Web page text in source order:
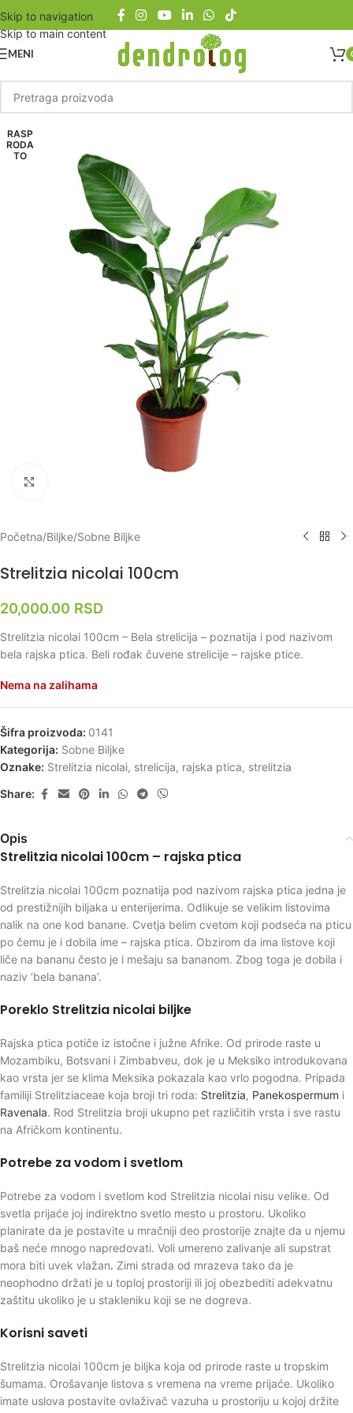
Skip to navigation
Skip to main content
MENI
RASP
RODA
TO
Početna/Biljke/Sobne Biljke
Strelitzia nicolai 100cm
20,000.00 RSD
Strelitzia nicolai 100cm – Bela strelicija – poznatija i pod nazivom
bela rajska ptica. Beli rođak čuvene strelicije – rajske ptice.
Nema na zalihama
Šifra proizvoda: 0141
Kategorija: Sobne Biljke
Oznake: Strelitzia nicolai, strelicija, rajska ptica, strelitzia
Share:
Opis
Strelitzia nicolai 100cm – rajska ptica
Strelitzia nicolai 100cm poznatija pod nazivom rajska ptica jedna je
od prestižnijih biljaka u enterijerima. Odlikuje se velikim listovima
nalik na one kod banane. Cvetja belim cvetom koji podseća na pticu
po čemu je i dobila ime – rajska ptica. Obzirom da ima listove koji
liče na bananu često je i mešaju sa bananom. Zbog toga je dobila i
naziv ‘bela banana’.
Poreklo Strelitzia nicolai biljke
Rajska ptica potiče iz istočne i južne Afrike. Od prirode raste u
Mozambiku, Botsvani i Zimbabveu, dok je u Meksiko introdukovana
kao vrsta jer se klima Meksika pokazala kao vrlo pogodna. Pripada
familiji Strelitziaceae koja broji tri roda: Strelitzia, Panekospermum i
Ravenala. Rod Strelitzia broji ukupno pet različitih vrsta i sve rastu
na Afričkom kontinentu.
Potrebe za vodom i svetlom
Potrebe za vodom i svetlom kod Strelitzia nicolai nisu velike. Od
svetla prijaće joj indirektno svetlo mesto u prostoru. Ukoliko
planirate da je postavite u mračniji deo prostorije znajte da u njemu
baš neće mnogo napredovati. Voli umereno zalivanje ali supstrat
mora biti uvek vlažan. Zimi strada od mrazeva tako da je
neophodno držati je u toploj prostoriji ili joj obezbediti adekvatnu
zaštitu ukoliko je u stakleniku koji se ne dogreva.
Korisni saveti
Strelitzia nicolai 100cm je biljka koja od prirode raste u tropskim
šumama. Orošavanje listova s vremena na vreme prijaće. Ukoliko
imate uslova postavite ovlaživač vazuha u prostoriju u kojoj držite